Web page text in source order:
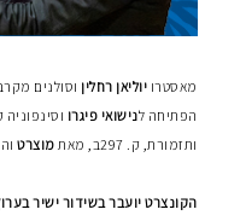
מאסטרו יוליאן רחלין וסולנים
הפתיחה לנישואי פיגרו
ותזמורת, ק. 297ב, מאת
מוצרט
הקונצרט יועבר בשידור ישיר